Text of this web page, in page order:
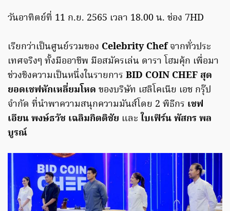
วันอาทิตย์ที่ 11 ก.ย. 2565 เวลา 18.00 น. ช่อง 7HD
เรียกว่าเป็นศูนย์รวมของ Celebrity Chefจากทั่วประ
เทศจริงๆ ทั้งมืออาชีพ มือสมัครเล่น ดารา โฮมคุ้ก เพื่อมา
ช่วงชิงความเป็นหนึ่งในรายการ BID COIN CHEF สุด
ยอดเชฟหักเหลี่ยมโหด ของบริษัท เฮลิโคเนีย เอช กรุ๊ป
จำกัด ที่นำพาความสนุกความมันส์โดย 2 พิธีกร เชฟ
เอียน พงษ์ธวัช เฉลิมกิตติชัย และ ใบเฟิร์น พัสกร พล
บูรณ์